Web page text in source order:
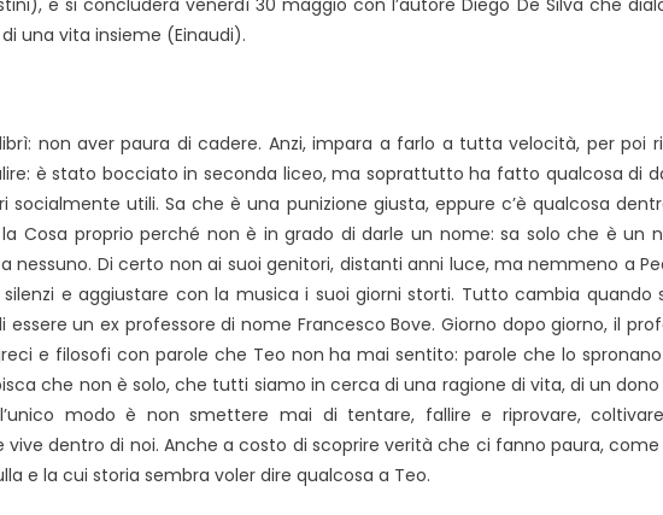
e si concluderà venerdì 30 maggio con l’autore Diego De Silva che
una vita insieme (Einaudi).
non aver paura di cadere. Anzi, impara a farlo a tutta velocità, per poi
è stato bocciato in seconda liceo, ma soprattutto ha fatto qualcosa di
socialmente utili. Sa che è una punizione giusta, eppure c’è qualcosa
Cosa proprio perché non è in grado di darle un nome: sa solo che è un
Di certo non ai suoi genitori, distanti anni luce, ma nemmeno a
e aggiustare con la musica i suoi giorni storti. Tutto cambia quando
un ex professore di nome Francesco Bove. Giorno dopo giorno, il
e filosofi con parole che Teo non ha mai sentito: parole che lo
che non è solo, che tutti siamo in cerca di una ragione di vita, di un
modo è non smettere mai di tentare, fallire e riprovare,
dentro di noi. Anche a costo di scoprire verità che ci fanno paura,
e la cui storia sembra voler dire qualcosa a Teo.